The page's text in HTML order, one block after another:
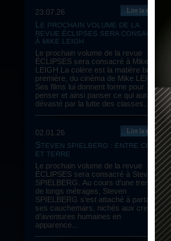
23.07.26
LE PROCHAIN VOLUME DE LA
REVUE ÉCLIPSES SERA CONSACRÉ
À MIKE LEIGH
Le prochain volume de la revue
ÉCLIPSES sera consacré à Mike
LEIGH.La colère est la matière brute,
première, du cinéma de Mike LEIGH.
Ses films lui donnent forme pour
penser et ainsi panser ce qui aura été
dévasté par la lutte des classes...
Lire la suite
02.01.26
STEVEN SPIELBERG : ENTRE CIEL
ET TERRE
Le prochain volume de la revue
ÉCLIPSES sera consacré à Steven
SPIELBERG. Au cours d’une trentaine
de longs métrages, Steven
SPIELBERG s’est attaché à partager
ses cauchemars, nichés aux creux
d’aventures humaines en
apparence...
Lire la suite